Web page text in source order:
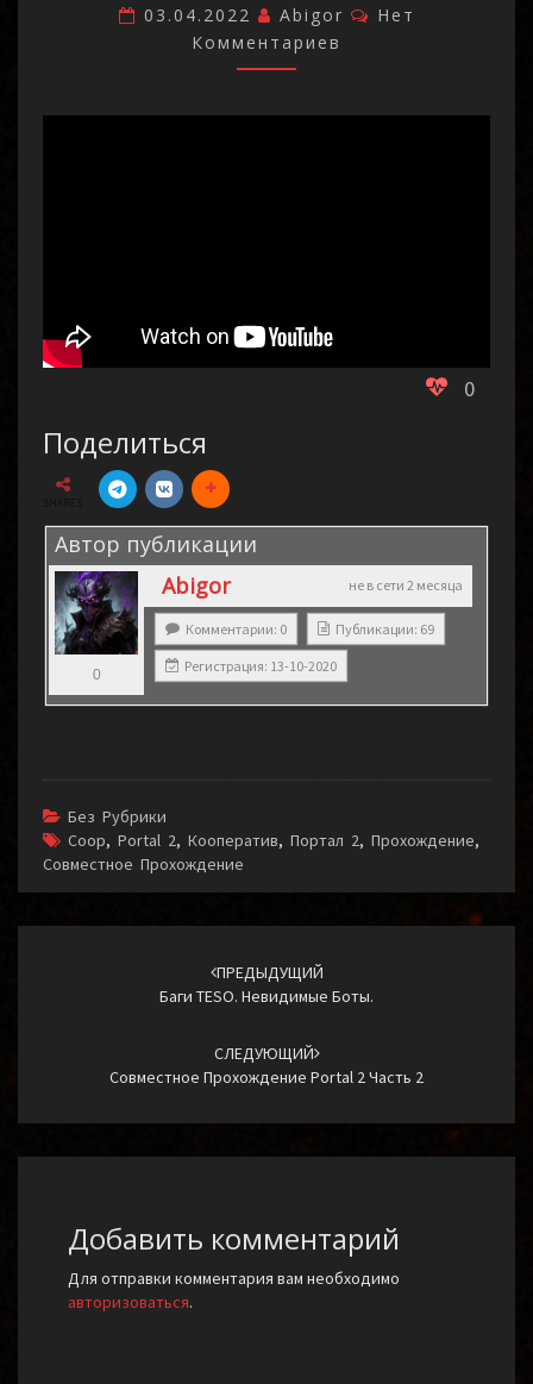
03.04.2022 Abigor Комментарии
Нет
Комментариев
0
Поделиться
Автор публикации
не в сети 2 месяца
Abigor
0
Комментарии: 0 Публикации: 69
Регистрация: 13-10-2020
Без Рубрики
Coop, Portal 2, Кооператив, Портал 2, Прохождение,
Совместное Прохождение
ПРЕДЫДУЩИЙ
Баги TESO. Невидимые Боты.
СЛЕДУЮЩИЙ
Совместное Прохождение Portal 2 Часть 2
Добавить комментарий
Для отправки комментария вам необходимо
авторизоваться.